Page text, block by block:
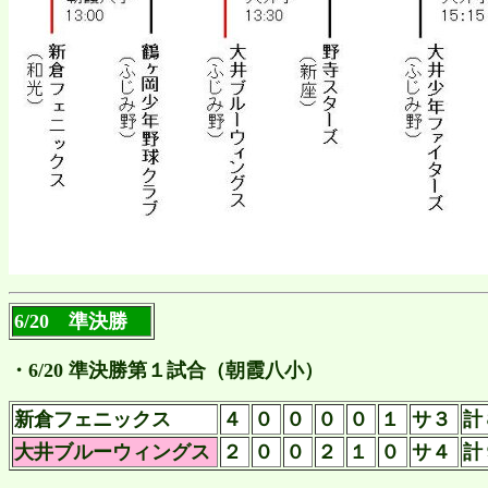
6/20 準決勝
・6/20 準決勝第１試合（朝霞八小）
新倉フェニックス ４ ０ ０ ０ ０ １ サ３
大井ブルーウィングス
２ ０ ０ ２ １ ０ サ４